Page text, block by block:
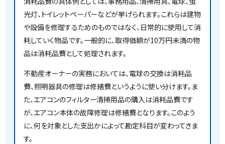
光灯、トイレットペーパーなどが挙げられます。これらは建物
や設備を修理するためのものではなく、日常的に使用して消
耗していく物品です。一般的に、取得価額が10万円未満の物
品は消耗品費として処理されます。
不動産オーナーの実務においては、電球の交換は消耗品
費、照明器具の修理は修繕費というように使い分けます。ま
た、エアコンのフィルター清掃用品の購入は消耗品費です
が、エアコン本体の故障修理は修繕費となります。このよう
に、何を対象とした支出かによって勘定科目が変わってきま
す。